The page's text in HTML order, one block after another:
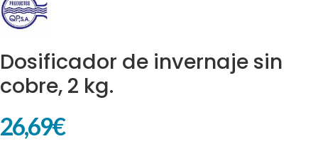
Dosificador de invernaje sin
cobre, 2 kg.
26,69€